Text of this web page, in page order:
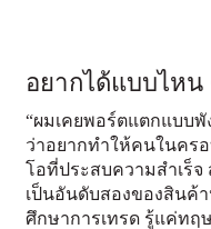
อยากได้แบบไห
“ผมเคยพอร์ตแตกแบบพั
ว่าอยากทำให้คนในคร
โอที่ประสบความสำเร็
เป็นอันดับสองของสินค้า
ศึกษาการเทรด รู้แค่ท